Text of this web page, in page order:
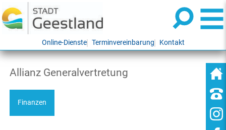
Online-Dienste Terminvereinbarung Kontakt
Allianz Generalvertretung
Finanzen